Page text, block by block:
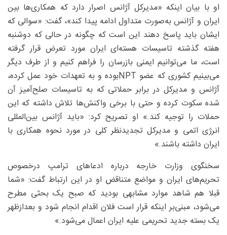
او با بیان اینکه «مدیرکل آژانس اصرار دارد که همکاری‌ها بین
ایران و آژانس به‌صورت متداول ادامه پیدا کند»، گفت: «سوالی که
ایشان باید پاسخ دهند این است که چگونه در حالی که دوشنبه
هفته گذشته تاسیسات هسته‌ای ایران مورد تعرض قرار گرفته
است، ما می‌توانیم ایمنی بازرسان را فراهم کنیم و از طرف دیگر
می‌بینیم کشوری که عضو NPTبوده و به تعهدات خود عمل کرده،
آژانس و مدیرکل در برابر حملاتی که به تاسیسات صلح‌آمیز آن
شده سکوت کرده و حتی با برخی واکنش‌ها تلاش داشته که این
حملات را توجیه کند.» او تصریح کرد: «باید آژانس بین‌المللی
انرژی اتمی و مدیرکل تجدیدنظر کلی در مورد نحوه همکاری با
ایران داشته باشند.»
سخنگوی وزارت خارجه درباره ادعاهای ترامپ درخصوص
تحریم‌های ایران و مواضع متناقض او در این ارتباط گفت: «شما
قبلا هم شاهد موارد مشابهی بودید که صبح یک بحثی مطرح
می‌شود، مبنی‌بر اینکه قرار است فلان اقدام انجام شود و بعدازظهر
یک بسته جدید تحریمی علیه ایران اعمال می‌شود.»